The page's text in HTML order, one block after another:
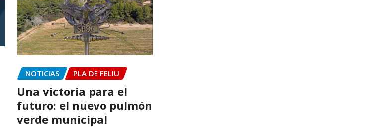
NOTICIAS PLA DE FELIU
Una victoria para el
futuro: el nuevo pulmón
verde municipal